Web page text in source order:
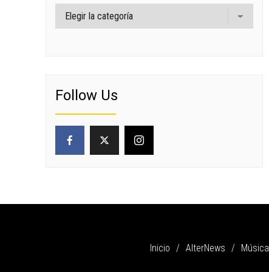
Categorías
Follow Us
Inicio AlterNews Música